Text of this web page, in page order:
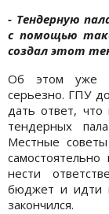
- Тендерную
с помощью
создал этот
Об этом уже
серьезно. ГПУ
дать ответ,
тендерных
Местные
нести
бюджет и идти
закончился.